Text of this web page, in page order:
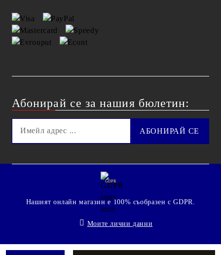
Абонирай се за нашия бюлетин:
GDPR
Нашият онлайн магазин е 100% съобразен с GDPR.
Моите лични данни